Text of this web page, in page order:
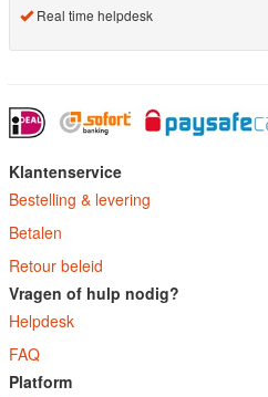
Real time helpdesk
Klantenservice
Bestelling & levering
Betalen
Retour beleid
Vragen of hulp nodig?
Helpdesk
FAQ
Platform